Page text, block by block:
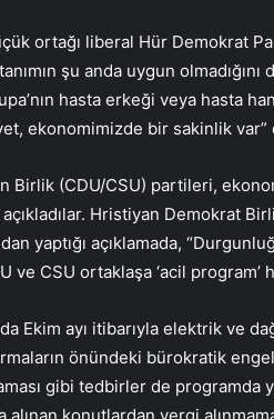
ortağı liberal Hür Demokrat
şu anda uygun
hasta erkeği veya hasta
ekonomimizde bir sakinlik var”
(CDU/CSU) partileri,
Hristiyan Demokrat
yaptığı açıklamada,
CSU ortaklaşa ‘acil program’
Ekim ayı itibarıyla elektrik ve
önündeki bürokratik
gibi tedbirler de